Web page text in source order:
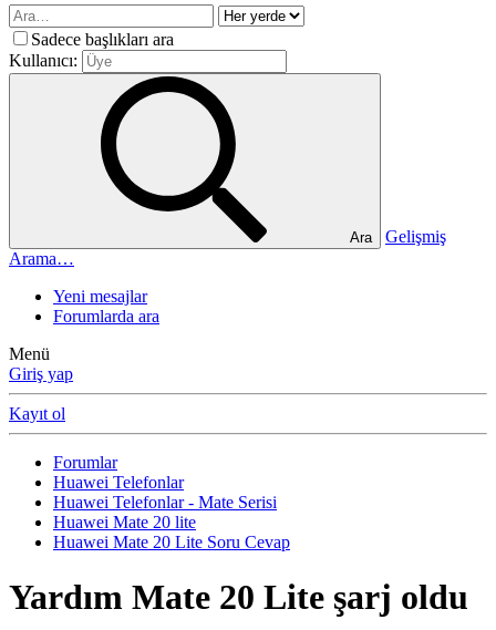
Sadece başlıkları ara
Kullanıcı:
Ara
Gelişmiş
Arama…
Yeni mesajlar
Forumlarda ara
Menü
Giriş yap
Kayıt ol
Forumlar
Huawei Telefonlar
Huawei Telefonlar - Mate Serisi
Huawei Mate 20 lite
Huawei Mate 20 Lite Soru Cevap
Yardım Mate 20 Lite şarj oldu